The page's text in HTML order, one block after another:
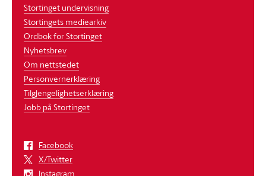
Stortinget undervisning
Stortingets mediearkiv
Ordbok for Stortinget
Nyhetsbrev
Om nettstedet
Personvernerklæring
Tilgjengelighetserklæring
Jobb på Stortinget
Facebook
X/Twitter
Instagram